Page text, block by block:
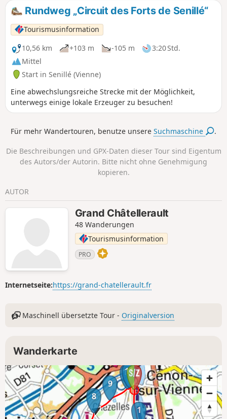
Rundweg „Circuit des Forts de Senillé“
Tourismusinformation
10,56 km
+103 m -105 m
3:20 Std.
Mittel
Start in Senillé (Vienne)
Eine abwechslungsreiche Strecke mit der Möglichkeit,
unterwegs einige lokale Erzeuger zu besuchen!
Für mehr Wandertouren, benutze unsereSuchmaschine .
Die Beschreibungen und GPX-Daten dieser Tour sind Eigentum
des Autors/der Autorin. Bitte nicht ohne Genehmigung
kopieren.
AUTOR
Grand Châtellerault
48 Wanderungen
Tourismusinformation
PRO
Internetseite:https://grand-chatellerault.fr
Maschinell übersetzte Tour - Originalversion
Wanderkarte
1
8
9
10
11